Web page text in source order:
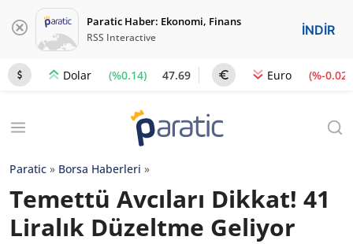
Paratic Haber: Ekonomi, Finans
RSS Interactive İNDİR
Dolar (%0.14) 47.69 Euro (%-0.02)
Paratic » Borsa Haberleri »
Temettü Avcıları Dikkat! 41
Liralık Düzeltme Geliyor